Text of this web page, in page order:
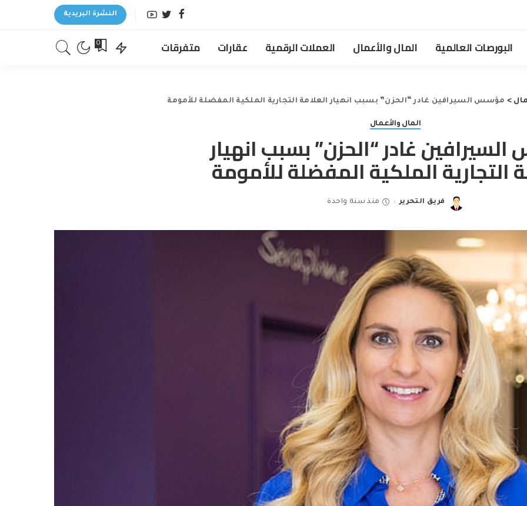
النشرة البريدية
البورصات العالمية المال والأعمال العملات الرقمية عقارات متفرقات 0
> مؤسس السيرافين غادر “الحزن” بسبب انهيار العلامة التجارية الملكية المفضلة للأمومة
المال والأعمال
غادر “الحزن” بسبب انهيار
التجارية الملكية المفضلة للأمومة
Posted
فريق التحرير منذ سنة واحدة